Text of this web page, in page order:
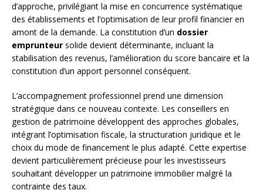
d’approche, privilégiant la mise en concurrence systématique
des établissements et l’optimisation de leur profil financier en
amont de la demande. La constitution d’un dossier
emprunteur solide devient déterminante, incluant la
stabilisation des revenus, l’amélioration du score bancaire et la
constitution d’un apport personnel conséquent.
L’accompagnement professionnel prend une dimension
stratégique dans ce nouveau contexte. Les conseillers en
gestion de patrimoine développent des approches globales,
intégrant l’optimisation fiscale, la structuration juridique et le
choix du mode de financement le plus adapté. Cette expertise
devient particulièrement précieuse pour les investisseurs
souhaitant développer un patrimoine immobilier malgré la
contrainte des taux.